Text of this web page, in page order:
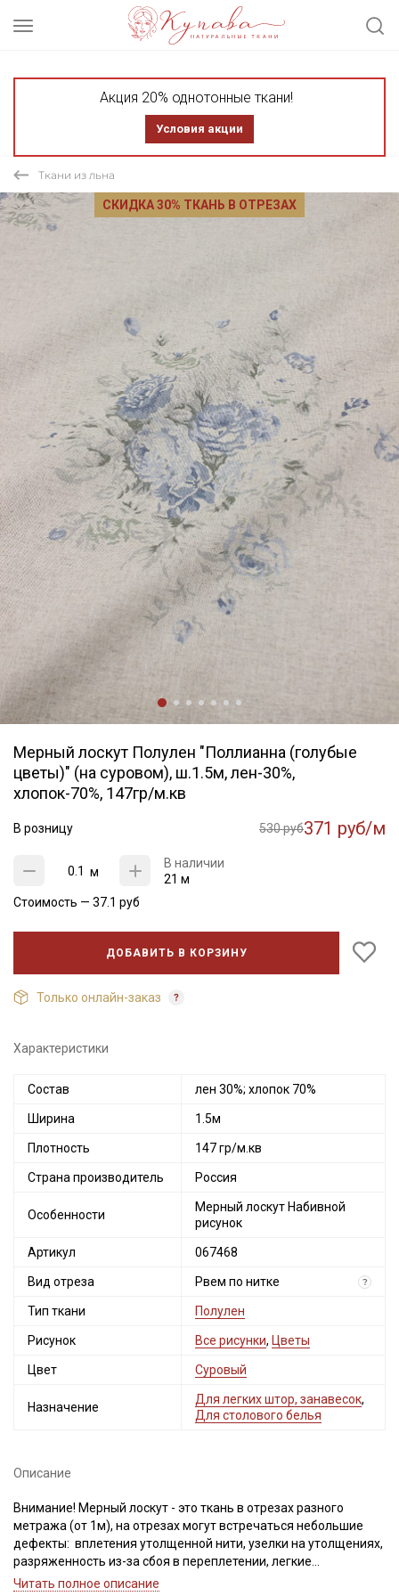
Акция 20% однотонные ткани!
Условия акции
Ткани из льна
СКИДКА 30% ТКАНЬ В ОТРЕЗАХ
Мерный лоскут Полулен "Поллианна (голубые
цветы)" (на суровом), ш.1.5м, лен-30%,
хлопок-70%, 147гр/м.кв
В розницу 530 руб371 руб/м
м
В наличии
21 м
Стоимость — 37.1 руб
ДОБАВИТЬ В КОРЗИНУ
Только онлайн-заказ
Характеристики
Состав лен 30%; хлопок 70%
Ширина 1.5м
Плотность 147 гр/м.кв
Страна производитель Россия
Особенности
Мерный лоскут Набивной
рисунок
Артикул 067468
Вид отреза Рвем по нитке ?
Тип ткани Полулен
Рисунок Все рисунки, Цветы
Цвет Суровый
Назначение
Для легких штор, занавесок,
Для столового белья
Описание
Внимание! Мерный лоскут - это ткань в отрезах разного
метража (от 1м), на отрезах могут встречаться небольшие
дефекты: вплетения утолщенной нити, узелки на утолщениях,
разряженность из-за сбоя в переплетении, легкие
загрязнения вдоль кромки и на расстоянии до 5см от кромки,
Читать полное описание